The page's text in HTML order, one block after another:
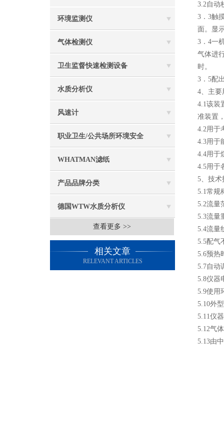
环境监测仪
气体检测仪
卫生监督快速检测设备
水质分析仪
风速计
职业卫生/公共场所环境安全
WHATMAN滤纸
产品品牌分类
德国WTW水质分析仪
查看更多 >>
相关文章
RELEVANT ARTICLES
3.2自动
3．3触
面。显
3．4一
气体进
时。
3．5配
4、主要
4.1该装
准装置
4.2用于
4.3用于
4.4用于
4.5用于
5、技术
5.1常规
5.2流量
5.3流量
5.4流量
5.5配气
5.6预热
5.7自动
5.8仪器
5.9使用
5.10外
5.11仪
5.12气
5.13由